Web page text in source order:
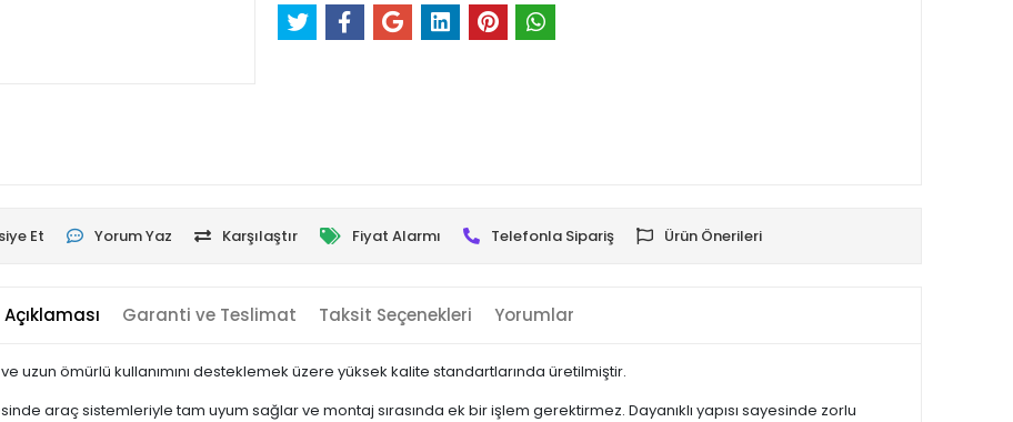
Et Yorum Yaz Karşılaştır Fiyat Alarmı Telefonla Sipariş Ürün Önerileri
Garanti ve Teslimat Taksit Seçenekleri Yorumlar
ve uzun ömürlü kullanımını desteklemek üzere yüksek kalite standartlarında üretilmiştir.
araç sistemleriyle tam uyum sağlar ve montaj sırasında ek bir işlem gerektirmez. Dayanıklı yapısı sayesinde zorlu